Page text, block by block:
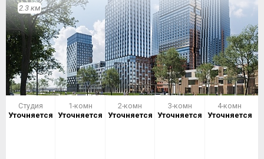
2.3 км
Студия
Уточняется
1-комн
Уточняется
2-комн
Уточняется
3-комн
Уточняется
4-комн
Уточняется